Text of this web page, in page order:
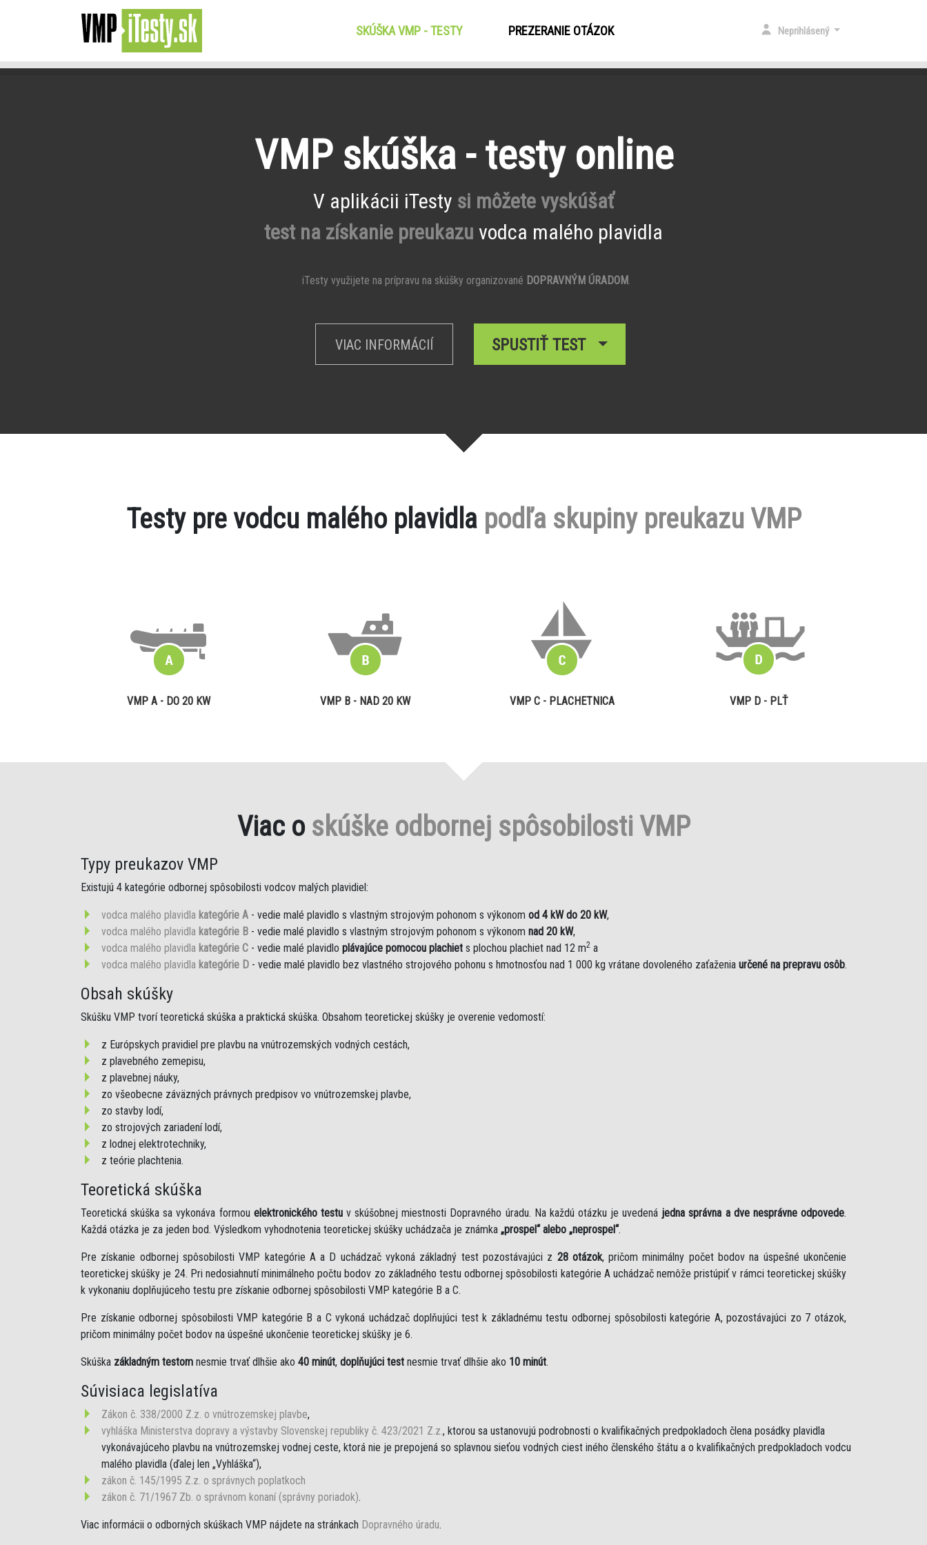
SKÚŠKA VMP - TESTY(CURRENT)PREZERANIE OTÁZOK Neprihlásený
VMP skúška - testy online
V aplikácii iTesty si môžete vyskúšať
test na získanie preukazu vodca malého plavidla
iTesty využijete na prípravu na skúšky organizované DOPRAVNÝM ÚRADOM.
VIAC INFORMÁCIÍ SPUSTIŤ TEST
Testy pre vodcu malého plavidla podľa skupiny preukazu VMP
VMP A - DO 20 KW VMP B - NAD 20 KW VMP C - PLACHETNICA VMP D - PLŤ
Viac o skúške odbornej spôsobilosti VMP
Typy preukazov VMP
Existujú 4 kategórie odbornej spôsobilosti vodcov malých plavidiel:
vodca malého plavidla kategórie A - vedie malé plavidlo s vlastným strojovým pohonom s výkonom od 4 kW do 20 kW,
vodca malého plavidla kategórie B - vedie malé plavidlo s vlastným strojovým pohonom s výkonom nad 20 kW,
vodca malého plavidla kategórie C - vedie malé plavidlo plávajúce pomocou plachiet s plochou plachiet nad 12 m2 a
vodca malého plavidla kategórie D - vedie malé plavidlo bez vlastného strojového pohonu s hmotnosťou nad 1 000 kg vrátane dovoleného zaťaženia určené na prepravu osôb.
Obsah skúšky
Skúšku VMP tvorí teoretická skúška a praktická skúška. Obsahom teoretickej skúšky je overenie vedomostí:
z Európskych pravidiel pre plavbu na vnútrozemských vodných cestách,
z plavebného zemepisu,
z plavebnej náuky,
zo všeobecne záväzných právnych predpisov vo vnútrozemskej plavbe,
zo stavby lodí,
zo strojových zariadení lodí,
z lodnej elektrotechniky,
z teórie plachtenia.
Teoretická skúška
Teoretická skúška sa vykonáva formou elektronického testuv skúšobnej miestnosti Dopravného úradu. Na každú otázku je uvedená jedna správna a dve nesprávne odpovede.
Každá otázka je za jeden bod. Výsledkom vyhodnotenia teoretickej skúšky uchádzača je známka „prospel“ alebo „neprospel“.
Pre získanie odbornej spôsobilosti VMP kategórie A a D uchádzač vykoná základný test pozostávajúci z 28 otázok, pričom minimálny počet bodov na úspešné ukončenie
teoretickej skúšky je 24. Pri nedosiahnutí minimálneho počtu bodov zo základného testu odbornej spôsobilosti kategórie A uchádzač nemôže pristúpiť v rámci teoretickej skúšky
k vykonaniu doplňujúceho testu pre získanie odbornej spôsobilosti VMP kategórie B a C.
Pre získanie odbornej spôsobilosti VMP kategórie B a C vykoná uchádzač doplňujúci test k základnému testu odbornej spôsobilosti kategórie A, pozostávajúci zo 7 otázok,
pričom minimálny počet bodov na úspešné ukončenie teoretickej skúšky je 6.
Skúška základným testom nesmie trvať dlhšie ako 40 minút, doplňujúci test nesmie trvať dlhšie ako 10 minút.
Súvisiaca legislatíva
Zákon č. 338/2000 Z.z. o vnútrozemskej plavbe,
vyhláška Ministerstva dopravy a výstavby Slovenskej republiky č. 423/2021 Z.z., ktorou sa ustanovujú podrobnosti o kvalifikačných predpokladoch člena posádky plavidla
vykonávajúceho plavbu na vnútrozemskej vodnej ceste, ktorá nie je prepojená so splavnou sieťou vodných ciest iného členského štátu a o kvalifikačných predpokladoch vodcu
malého plavidla (ďalej len „Vyhláška“),
zákon č. 145/1995 Z.z. o správnych poplatkoch
zákon č. 71/1967 Zb. o správnom konaní (správny poriadok).
Viac informácii o odborných skúškach VMP nájdete na stránkach Dopravného úradu.